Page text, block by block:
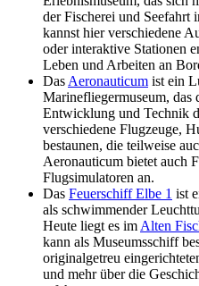
der Fischerei und Seefahrt
kannst hier verschiedene
oder interaktive Stationen
Leben und Arbeiten an
Das Aeronauticum ist ein
Marinefliegermuseum,
Entwicklung und Technik
verschiedene Flugzeuge,
bestaunen, die teilweise
Aeronauticum bietet auch
Flugsimulatoren an.
Das Feuerschiff Elbe 1 ist
als schwimmender
Heute liegt es im Alten
kann als Museumsschiff
originalgetreu
und mehr über die